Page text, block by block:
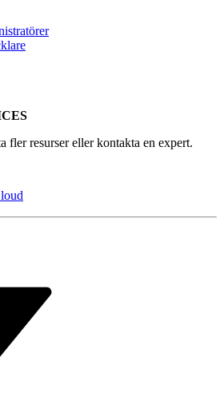
fler resurser eller kontakta en expert.